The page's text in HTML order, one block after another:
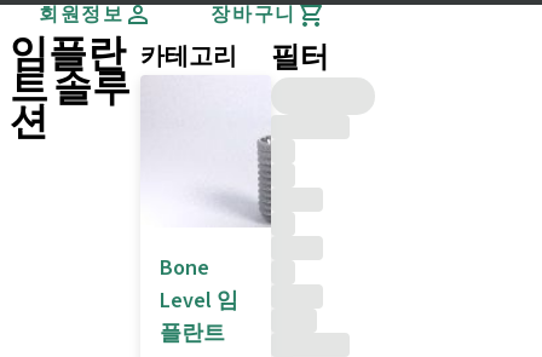
회원정보 장바구니
임플란
트 솔루
션
카테고리
Bone
Level 임
플란트
필터